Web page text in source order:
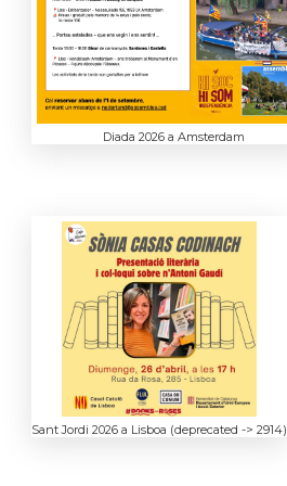
Diada 2026 a Amsterdam
Sant Jordi 2026 a Lisboa (deprecated -> 2914)